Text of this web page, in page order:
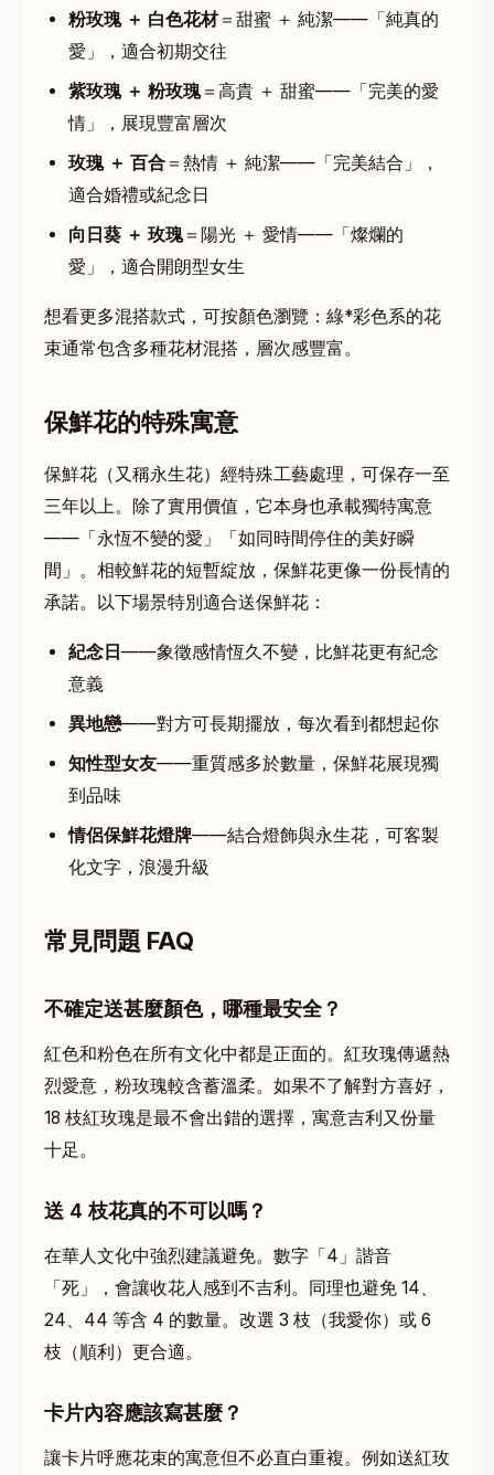
粉玫瑰 ＋ 白色花材＝甜蜜 ＋ 純潔——「純真的
愛」，適合初期交往
紫玫瑰 ＋ 粉玫瑰＝高貴 ＋ 甜蜜——「完美的愛
情」，展現豐富層次
玫瑰 ＋ 百合 ＝熱情 ＋ 純潔——「完美結合」，
適合婚禮或紀念日
向日葵 ＋ 玫瑰＝陽光 ＋ 愛情——「燦爛的
愛」，適合開朗型女生
想看更多混搭款式，可按顏色瀏覽： 綠*彩色系的花
束通常包含多種花材混搭，層次感豐富。
保鮮花的特殊寓意
保鮮花 （又稱永生花）經特殊工藝處理，可保存一至
三年以上。除了實用價值，它本身也承載獨特寓意
——「永恆不變的愛」「如同時間停住的美好瞬
間」。相較鮮花的短暫綻放，保鮮花更像一份長情的
承諾。以下場景特別適合送保鮮花：
紀念日——象徵感情恆久不變，比鮮花更有紀念
意義
異地戀——對方可長期擺放，每次看到都想起你
知性型女友——重質感多於數量，保鮮花展現獨
到品味
情侶保鮮花燈牌——結合燈飾與永生花，可客製
化文字，浪漫升級
常見問題 FAQ
不確定送甚麼顏色，哪種最安全？
紅色和粉色在所有文化中都是正面的。紅玫瑰傳遞熱
烈愛意，粉玫瑰較含蓄溫柔。如果不了解對方喜好，
18 枝紅玫瑰是最不會出錯的選擇，寓意吉利又份量
十足。
送 4 枝花真的不可以嗎？
在華人文化中強烈建議避免。數字「4」諧音
「死」，會讓收花人感到不吉利。同理也避免 14、
24、44 等含 4 的數量。改選 3 枝（我愛你）或 6
枝（順利）更合適。
卡片內容應該寫甚麼？
讓卡片呼應花束的寓意但不必直白重複。例如送紅玫